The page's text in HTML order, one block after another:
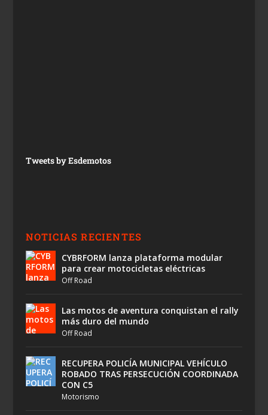
Tweets by Esdemotos
NOTICIAS RECIENTES
CYBRFORM lanza plataforma modular
para crear motocicletas eléctricas
Off Road
Las motos de aventura conquistan el rally
más duro del mundo
Off Road
RECUPERA POLICÍA MUNICIPAL VEHÍCULO
ROBADO TRAS PERSECUCIÓN COORDINADA
CON C5
Motorismo